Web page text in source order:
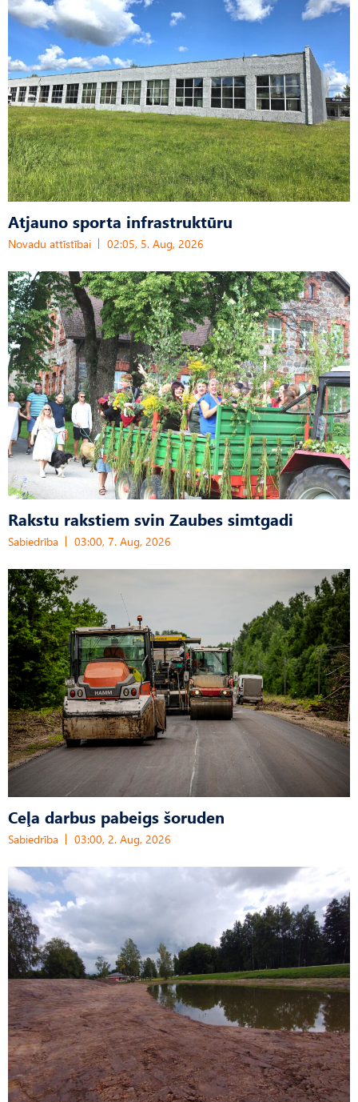
Atjauno sporta infrastruktūru
Novadu attīstībai 02:05, 5. Aug, 2026
Rakstu rakstiem svin Zaubes simtgadi
Sabiedrība 03:00, 7. Aug, 2026
Ceļa darbus pabeigs šoruden
Sabiedrība 03:00, 2. Aug, 2026